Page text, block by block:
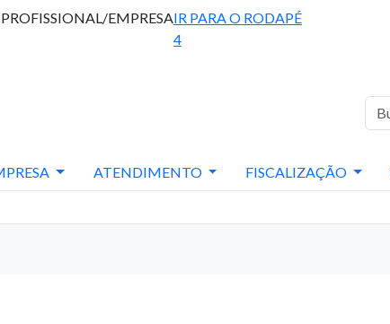
EMPRESAIR PARA O RODAPÉ
4
ATENDIMENTO FISCALIZAÇÃO